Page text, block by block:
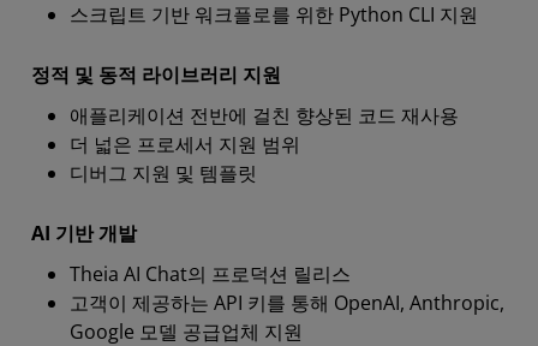
스크립트 기반 워크플로를 위한 Python CLI 지원
정적 및 동적 라이브러리 지원
애플리케이션 전반에 걸친 향상된 코드 재사용
더 넓은 프로세서 지원 범위
디버그 지원 및 템플릿
AI 기반 개발
Theia AI Chat의 프로덕션 릴리스
고객이 제공하는 API 키를 통해 OpenAI, Anthropic,
Google 모델 공급업체 지원